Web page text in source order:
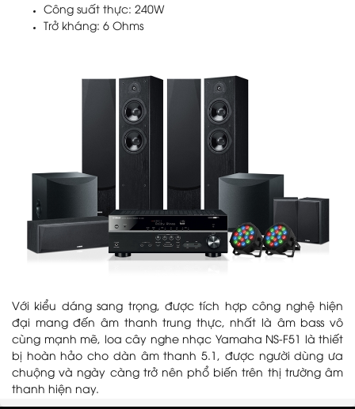
Công suất thực: 240W
Trở kháng: 6 Ohms
Với kiểu dáng sang trọng, được tích hợp công nghệ hiện
đại mang đến âm thanh trung thực, nhất là âm bass vô
cùng mạnh mẽ, loa cây nghe nhạc Yamaha NS-F51 là thiết
bị hoàn hảo cho dàn âm thanh 5.1, được người dùng ưa
chuộng và ngày càng trở nên phổ biến trên thị trường âm
thanh hiện nay.